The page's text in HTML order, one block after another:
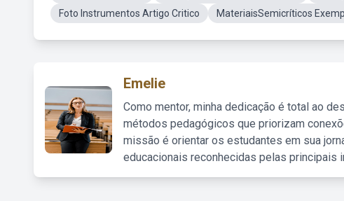
Foto Instrumentos Artigo Critico
MateriaisSemicríticos
Emelie
Como mentor, minha dedicação é total ao
métodos pedagógicos que priorizam
missão é orientar os estudantes em sua
educacionais reconhecidas pelas principais